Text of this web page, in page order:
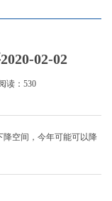
02-02
读：530
降空间，今年可能可以降